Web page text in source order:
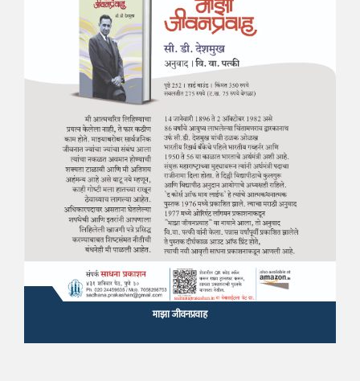
माझा जीवनप्रवाह